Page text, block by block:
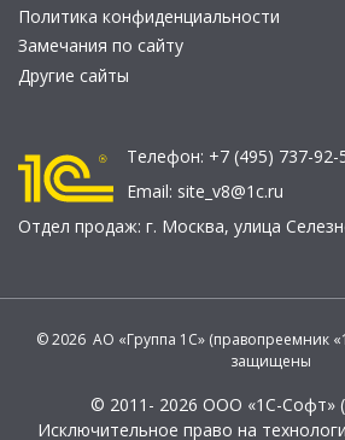
Политика конфиденциальности
Замечания по сайту
Другие сайты
Телефон: +7 (495) 737-92-
Email: site_v8@1c.ru
Отдел продаж: г. Москва, улица
© 2026 АО «Группа 1С» (правопреемник
защищены
© 2011- 2026 ООО «1С-Софт» (
Исключительное право на